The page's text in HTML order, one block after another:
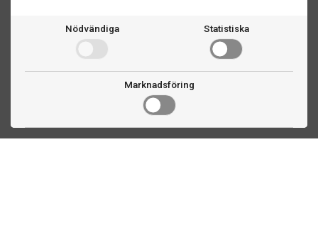
Nödvändiga Statistiska
Marknadsföring